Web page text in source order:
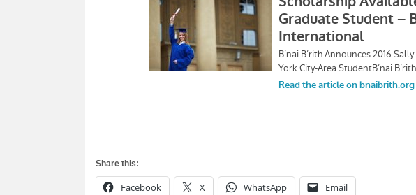
Share this:
Facebook X WhatsApp Email